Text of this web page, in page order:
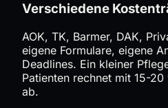
Verschiedene
AOK, TK, Barmer, DAK,
eigene Formulare, eigene
Deadlines. Ein kleiner
Patienten rechnet mit 15-
ab.